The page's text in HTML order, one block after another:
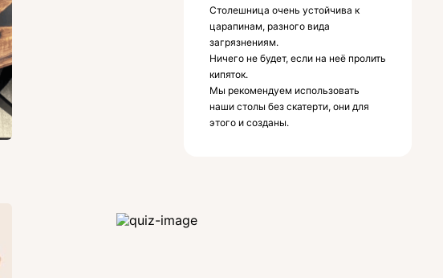
Столешница очень устойчива к
царапинам, разного вида
загрязнениям.
Ничего не будет, если на неё пролить
кипяток.
Мы рекомендуем использовать
наши столы без скатерти, они для
этого и созданы.